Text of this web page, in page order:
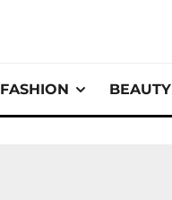
FASHION BEAUTY